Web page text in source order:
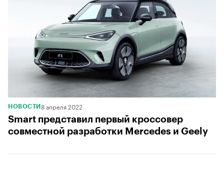
НОВОСТИ 8 апреля 2022
Smart представил первый кроссовер
совместной разработки Mercedes и Geely